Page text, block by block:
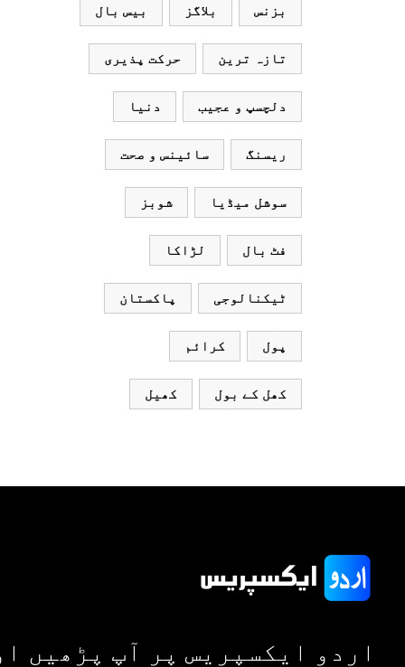
اور
بھارتی
ٹیم
پاکستان
نہ آئے،
محسن
نقوی
بزنس بلاگز بیس بال
تازہ ترین حرکت پذیری
دلچسپ و عجیب دنیا
ریسنگ سائینس و صحت
سوشل میڈیا شوبز
فٹ بال لڑاکا
ٹیکنالوجی پاکستان
پول کرائم
کھل کے بول کھیل
اردو ایکسپریس پر آپ پڑھیں